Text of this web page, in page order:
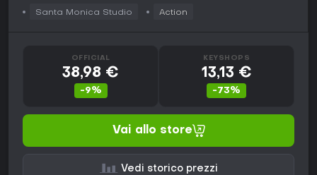
Santa Monica Studio Action
OFFICIAL
38,98 €
-9%
KEYSHOPS
13,13 €
-73%
Vai allo store
Vedi storico prezzi